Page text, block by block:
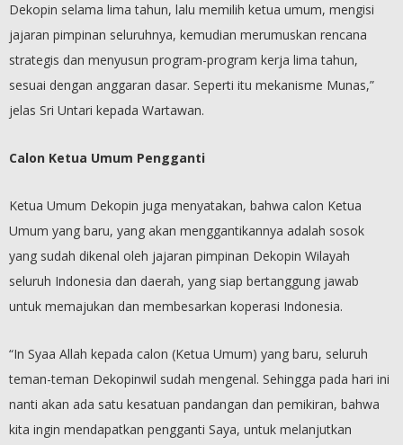
Dekopin selama lima tahun, lalu memilih ketua umum, mengisi
jajaran pimpinan seluruhnya, kemudian merumuskan rencana
strategis dan menyusun program-program kerja lima tahun,
sesuai dengan anggaran dasar. Seperti itu mekanisme Munas,”
jelas Sri Untari kepada Wartawan.
Calon Ketua Umum Pengganti
Ketua Umum Dekopin juga menyatakan, bahwa calon Ketua
Umum yang baru, yang akan menggantikannya adalah sosok
yang sudah dikenal oleh jajaran pimpinan Dekopin Wilayah
seluruh Indonesia dan daerah, yang siap bertanggung jawab
untuk memajukan dan membesarkan koperasi Indonesia.
“In Syaa Allah kepada calon (Ketua Umum) yang baru, seluruh
teman-teman Dekopinwil sudah mengenal. Sehingga pada hari ini
nanti akan ada satu kesatuan pandangan dan pemikiran, bahwa
kita ingin mendapatkan pengganti Saya, untuk melanjutkan